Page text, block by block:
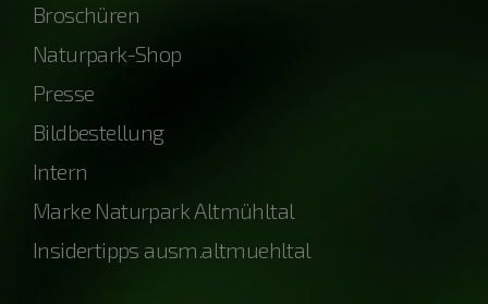
Broschüren
Naturpark-Shop
Presse
Bildbestellung
Intern
Marke Naturpark Altmühltal
Insidertipps ausm.altmuehltal